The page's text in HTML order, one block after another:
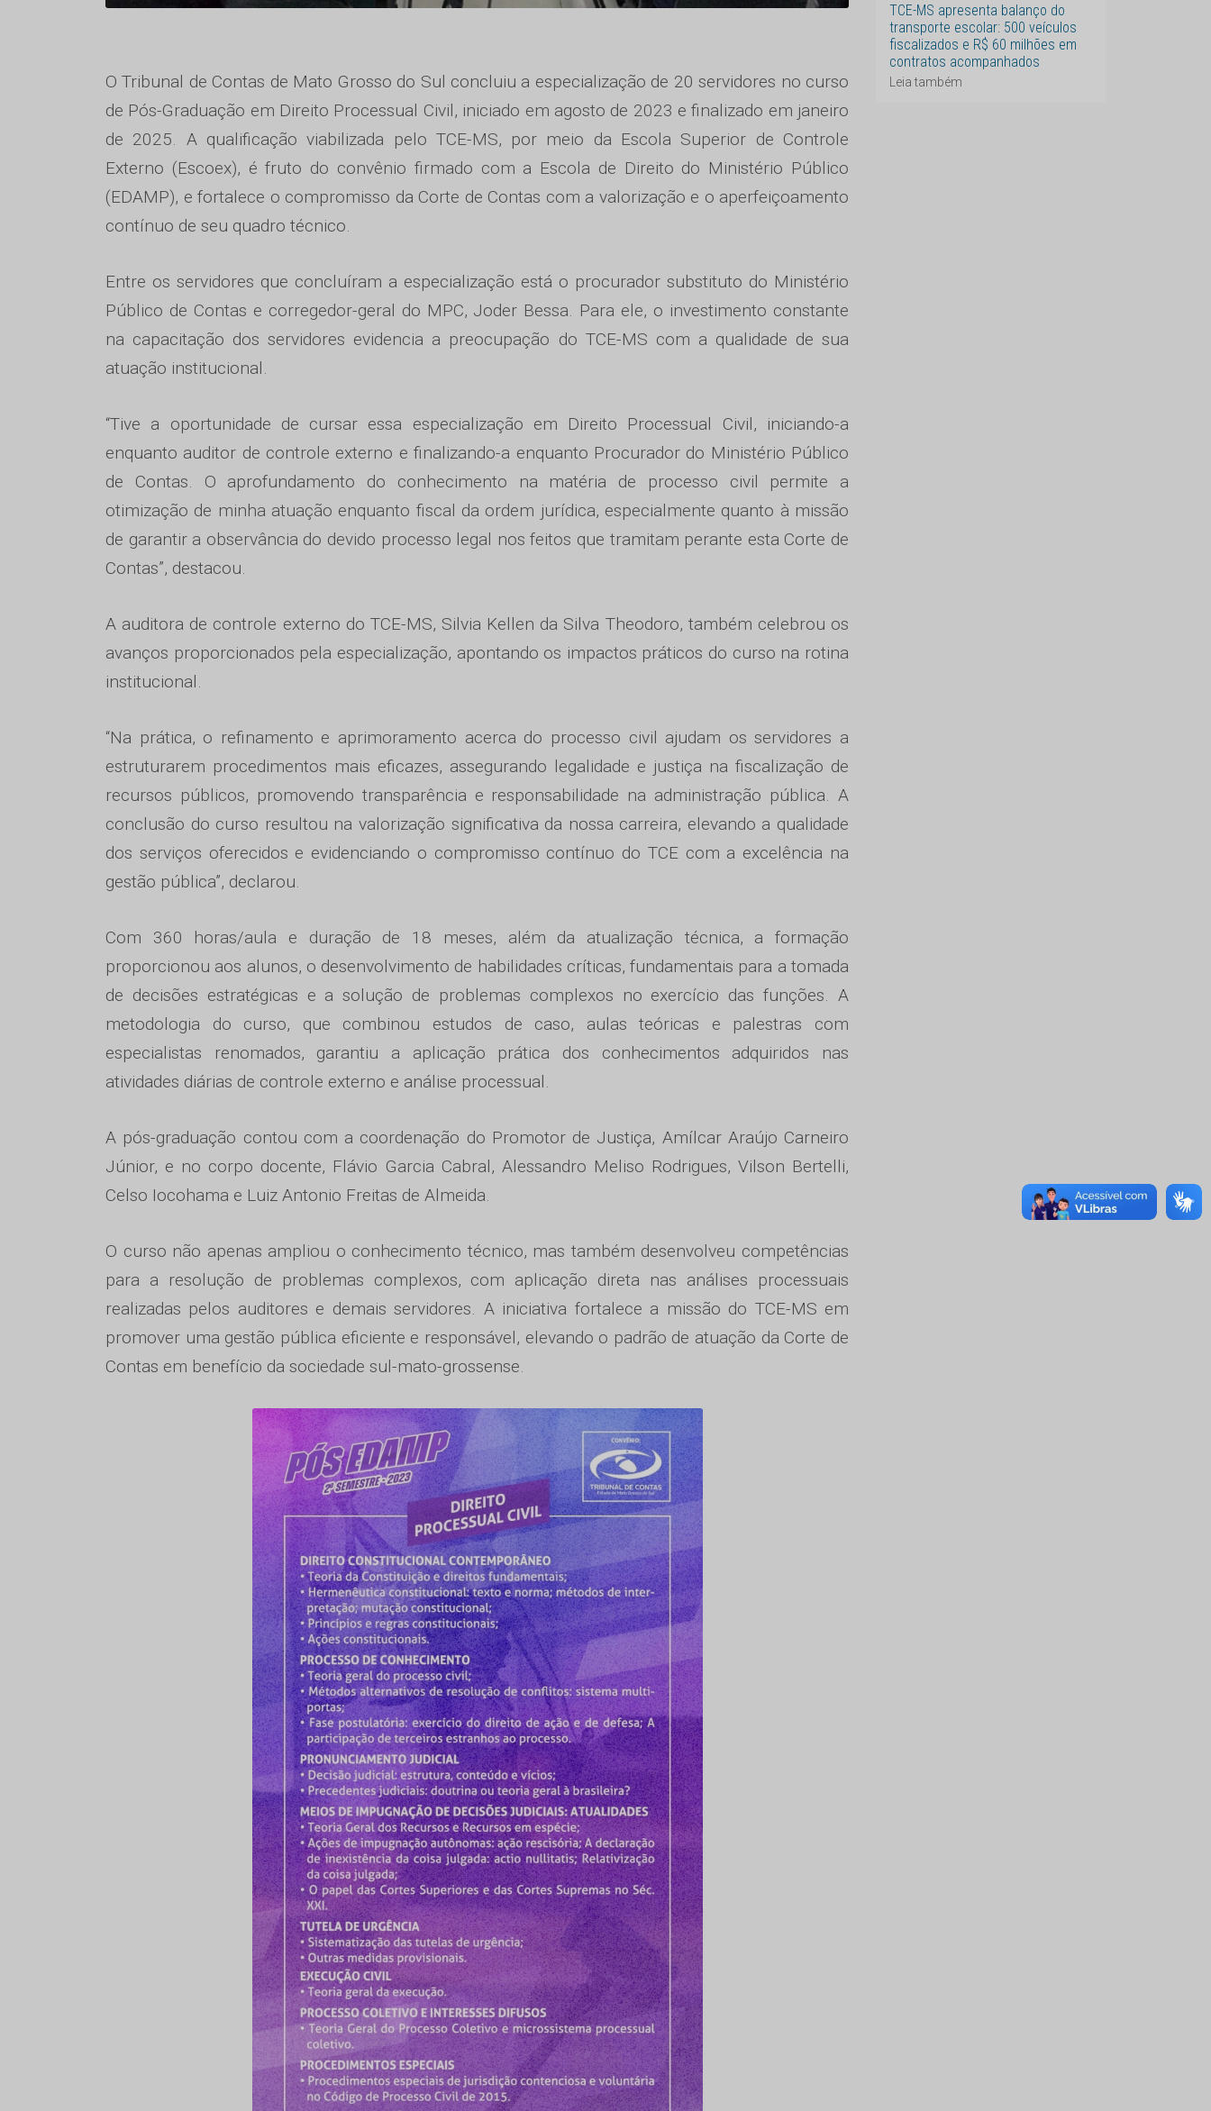
O Tribunal de Contas de Mato Grosso do Sul concluiu a especialização de 20 servidores no curso
de Pós-Graduação em Direito Processual Civil, iniciado em agosto de 2023 e finalizado em janeiro
de 2025. A qualificação viabilizada pelo TCE-MS, por meio da Escola Superior de Controle
Externo (Escoex), é fruto do convênio firmado com a Escola de Direito do Ministério Público
(EDAMP), e fortalece o compromisso da Corte de Contas com a valorização e o aperfeiçoamento
contínuo de seu quadro técnico.
Entre os servidores que concluíram a especialização está o procurador substituto do Ministério
Público de Contas e corregedor-geral do MPC, Joder Bessa. Para ele, o investimento constante
na capacitação dos servidores evidencia a preocupação do TCE-MS com a qualidade de sua
atuação institucional.
“Tive a oportunidade de cursar essa especialização em Direito Processual Civil, iniciando-a
enquanto auditor de controle externo e finalizando-a enquanto Procurador do Ministério Público
de Contas. O aprofundamento do conhecimento na matéria de processo civil permite a
otimização de minha atuação enquanto fiscal da ordem jurídica, especialmente quanto à missão
de garantir a observância do devido processo legal nos feitos que tramitam perante esta Corte de
Contas”, destacou.
A auditora de controle externo do TCE-MS, Silvia Kellen da Silva Theodoro, também celebrou os
avanços proporcionados pela especialização, apontando os impactos práticos do curso na rotina
institucional.
“Na prática, o refinamento e aprimoramento acerca do processo civil ajudam os servidores a
estruturarem procedimentos mais eficazes, assegurando legalidade e justiça na fiscalização de
recursos públicos, promovendo transparência e responsabilidade na administração pública. A
conclusão do curso resultou na valorização significativa da nossa carreira, elevando a qualidade
dos serviços oferecidos e evidenciando o compromisso contínuo do TCE com a excelência na
gestão pública”, declarou.
Com 360 horas/aula e duração de 18 meses, além da atualização técnica, a formação
proporcionou aos alunos, o desenvolvimento de habilidades críticas, fundamentais para a tomada
de decisões estratégicas e a solução de problemas complexos no exercício das funções. A
metodologia do curso, que combinou estudos de caso, aulas teóricas e palestras com
especialistas renomados, garantiu a aplicação prática dos conhecimentos adquiridos nas
atividades diárias de controle externo e análise processual.
A pós-graduação contou com a coordenação do Promotor de Justiça, Amílcar Araújo Carneiro
Júnior, e no corpo docente, Flávio Garcia Cabral, Alessandro Meliso Rodrigues, Vilson Bertelli,
Celso Iocohama e Luiz Antonio Freitas de Almeida.
O curso não apenas ampliou o conhecimento técnico, mas também desenvolveu competências
para a resolução de problemas complexos, com aplicação direta nas análises processuais
realizadas pelos auditores e demais servidores. A iniciativa fortalece a missão do TCE-MS em
promover uma gestão pública eficiente e responsável, elevando o padrão de atuação da Corte de
Contas em benefício da sociedade sul-mato-grossense.
TCE-MS apresenta balanço do
transporte escolar: 500 veículos
fiscalizados e R$ 60 milhões em
contratos acompanhados
Leia também